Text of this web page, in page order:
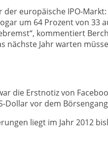
europäische IPO-
um 64 Prozent von 33
kommentiert
nächste Jahr warten
die Erstnotiz von
Dollar vor dem
liegt im Jahr 2012